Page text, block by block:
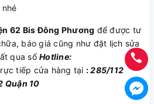
nhé
62 Bis Đông Phương để được tư
báo giá cũng như đặt lịch sửa
qua sốHotline:
tiếp cửa hàng tại :285/112
Quận 10